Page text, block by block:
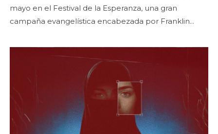
mayo en el Festival de la Esperanza, una gran
campaña evangelística encabezada por Franklin...